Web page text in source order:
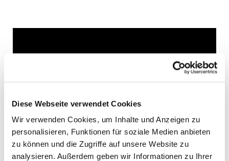
Diese Webseite verwendet Cookies
Wir verwenden Cookies, um Inhalte und Anzeigen zu
personalisieren, Funktionen für soziale Medien anbieten
zu können und die Zugriffe auf unsere Website zu
analysieren. Außerdem geben wir Informationen zu Ihrer
Dies könnte Sie auch